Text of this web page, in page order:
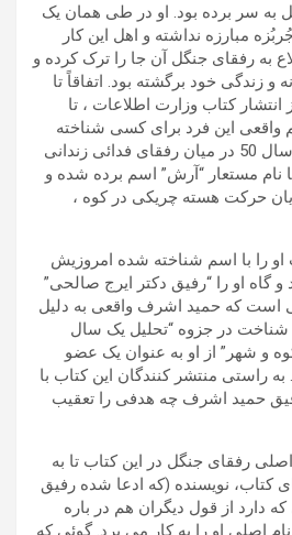
به سر برده بود. او در طی همان یک
مبارزه نداشته و اهل این کار
به رفقای جنگل آن جا را ترک کرده و
زندگی خود برگشته بود. اتفاقاً تا
انتشار کتاب وزارت اطلاعات ، تا
این فرد برای کسی شناخته
شده نبود. تا آن جا که در سال 50 در میان رفقای فدائی زندانی
نام مستعار “آرش” اسم برده شده و
حرکت هسته چریکی در کوه ،
را با اسم شناخته شده امروزیش
گاه او را “رفیق دکتر ایرج صالحی”
است که حمید اشرف واقعی به دلیل
شناخت در جزوه “تحلیل یک سال
و شهر” از او به عنوان یک عضو
راستی منتشر کنندگان این کتاب با
حمید اشرف چه هدفی را تعقیب
رفقای جنگل در این کتاب تا به
کتاب، نویسنده (که ادعا شده رفیق
از قول دیگران هم در باره
اصلی او را به کار می برد. گوئی که